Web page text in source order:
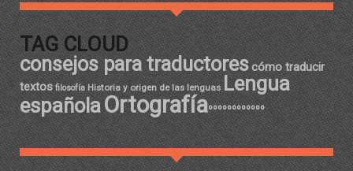
TAG CLOUD
consejos para traductorescómo traducir
textos filosofía Historia y origen de las lenguas Lengua
españolaOrtografíaºººººººººººº